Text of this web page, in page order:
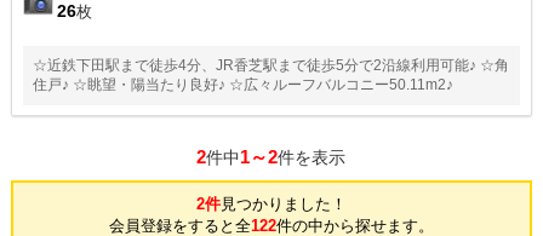
26枚
☆近鉄下田駅まで徒歩4分、JR香芝駅まで徒歩5分で2沿線利用可能♪ ☆角
住戸♪ ☆眺望・陽当たり良好♪ ☆広々ルーフバルコニー50.11m2♪
2件中1～2件を表示
2件見つかりました！
会員登録をすると全122件の中から探せます。